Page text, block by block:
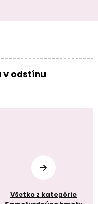
v odstínu
Všetko z kategórie